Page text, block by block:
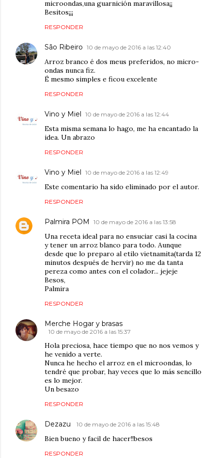
microondas,una guarnición maravillosa¡¡
Besitos¡¡¡
RESPONDER
São Ribeiro 10 de mayo de 2016 a las 12:40
Arroz branco é dos meus preferidos, no micro-
ondas nunca fiz.
É mesmo simples e ficou excelente
RESPONDER
Vino y Miel 10 de mayo de 2016 a las 12:44
Esta misma semana lo hago, me ha encantado la
idea. Un abrazo
RESPONDER
Vino y Miel 10 de mayo de 2016 a las 12:49
Este comentario ha sido eliminado por el autor.
RESPONDER
Palmira POM 10 de mayo de 2016 a las 13:58
Una receta ideal para no ensuciar casi la cocina
y tener un arroz blanco para todo. Aunque
desde que lo preparo al etilo vietnamita(tarda 12
minutos después de hervir) no me da tanta
pereza como antes con el colador... jejeje
Besos,
Palmira
RESPONDER
Merche Hogar y brasas
10 de mayo de 2016 a las 15:37
Hola preciosa, hace tiempo que no nos vemos y
he venido a verte.
Nunca he hecho el arroz en el microondas, lo
tendré que probar, hay veces que lo más sencillo
es lo mejor.
Un besazo
RESPONDER
Dezazu 10 de mayo de 2016 a las 15:48
Bien bueno y facil de hacer!!besos
RESPONDER